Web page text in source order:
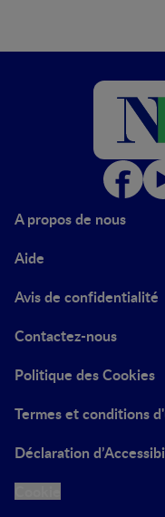
A propos de nous
Aide
Avis de confidentialité
Contactez-nous
Politique des Cookies
Termes et conditions
Déclaration